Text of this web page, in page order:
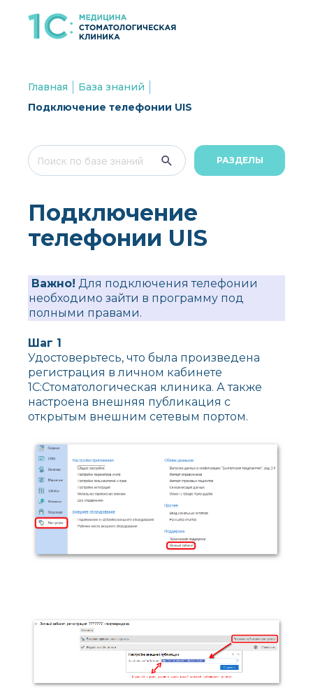
Главная
База знаний
Подключение телефонии UIS
РАЗДЕЛЫ
Подключение
телефонии UIS
Важно! Для подключения телефонии
необходимо зайти в программу под
полными правами.
Шаг 1
Удостоверьтесь, что была произведена
регистрация в личном кабинете
1С:Стоматологическая клиника. А также
настроена внешняя публикация с
открытым внешним сетевым портом.